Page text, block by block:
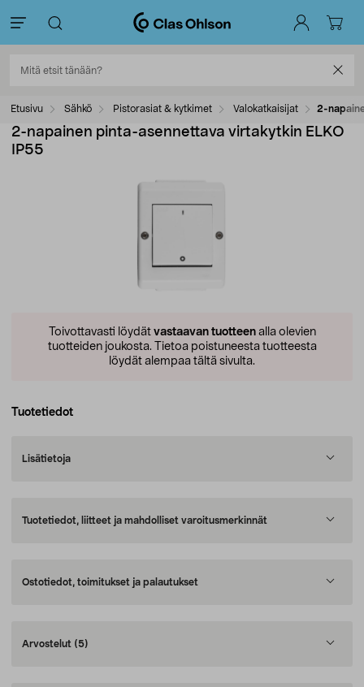
Etusivu Sähkö Pistorasiat & kytkimet Valokatkaisijat 2-
2-napainen pinta-asennettava virtakytkin ELKO
IP55
Toivottavasti löydät vastaavan tuotteenalla olevien
tuotteiden joukosta. Tietoa poistuneesta tuotteesta
löydät alempaa tältä sivulta.
Tuotetiedot
Lisätietoja
Tuotetiedot, liitteet ja mahdolliset varoitusmerkinnät
Ostotiedot, toimitukset ja palautukset
Arvostelut (5)